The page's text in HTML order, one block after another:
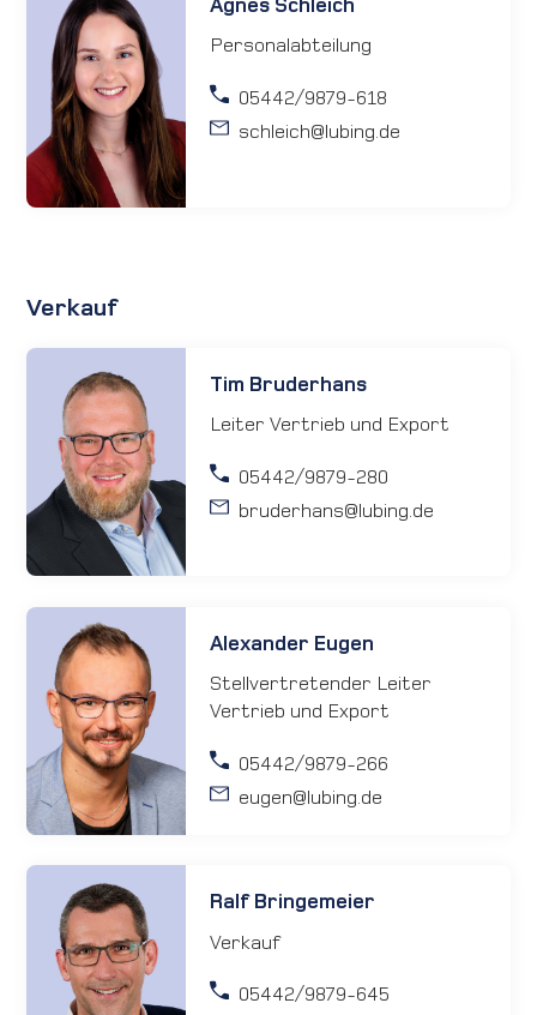
Agnes Schleich
Personalabteilung
05442/9879-618
schleich@lubing.de
Verkauf
Tim Bruderhans
Leiter Vertrieb und Export
05442/9879-280
bruderhans@lubing.de
Alexander Eugen
Stellvertretender Leiter
Vertrieb und Export
05442/9879-266
eugen@lubing.de
Ralf Bringemeier
Verkauf
05442/9879-645